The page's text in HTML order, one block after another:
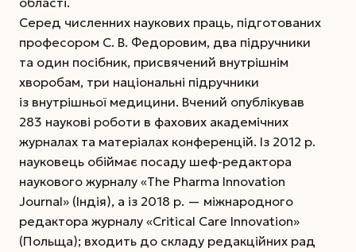
Серед численних наукових праць, підготованих
професором С. В. Федоровим, два підручники
та один посібник, присвячений внутрішнім
хворобам, три національні підручники
із внутрішньої медицини. Вчений опублікував
283 наукові роботи в фахових академічних
журналах та матеріалах конференцій. Із 2012 р.
науковець обіймає посаду шеф-редактора
наукового журналу «The Pharma Innovation
Journal» (Індія), а із 2018 р. — міжнародного
редактора журналу «Critical Care Innovation»
(Польща); входить до складу редакційних рад